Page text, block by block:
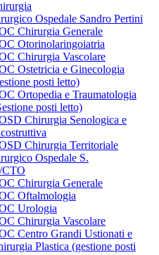
Ospedale Sandro Pertini
Chirurgia Generale
Otorinolaringoiatria
Chirurgia Vascolare
Ostetricia e Ginecologia
posti letto)
Ortopedia e Traumatologia
posti letto)
Chirurgia Senologica e
Chirurgia Territoriale
Ospedale S.
CTO
Chirurgia Generale
Oftalmologia
Urologia
Chirurgia Vascolare
Centro Grandi Ustionati e
Plastica (gestione posti